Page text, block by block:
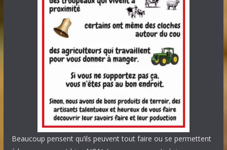
Beaucoup pensent qu’ils peuvent tout faire ou se permettent